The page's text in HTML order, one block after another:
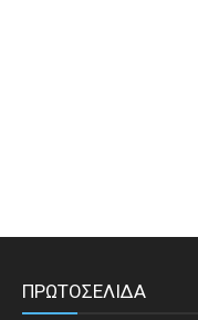
ΠΡΩΤΟΣΕΛΙΔΑ